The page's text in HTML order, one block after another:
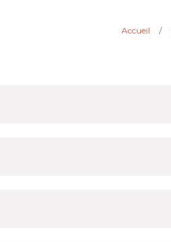
Accueil /